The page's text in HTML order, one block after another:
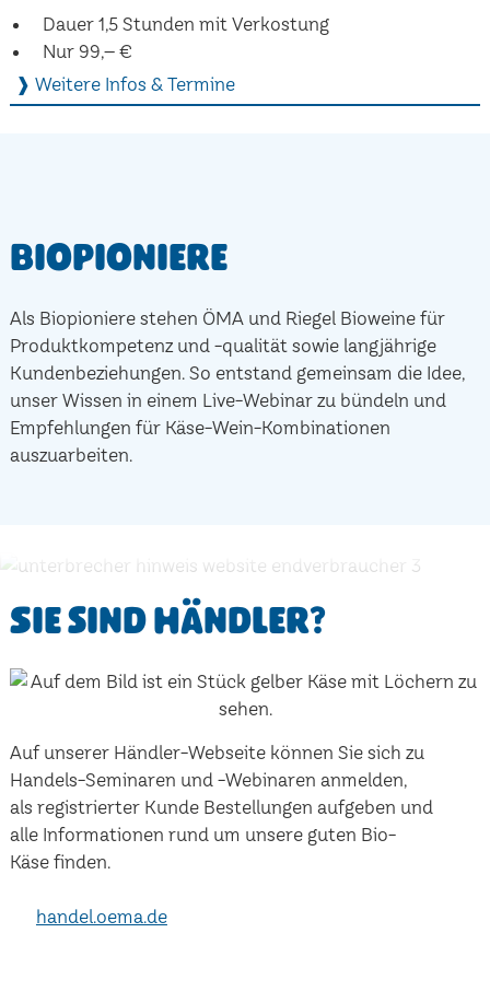
Dauer 1,5 Stunden mit Verkostung
Nur 99,– €
❱ Weitere Infos & Termine
Biopioniere
Als Biopioniere stehen ÖMA und Riegel Bioweine für
Produktkompetenz und -qualität sowie langjährige
Kundenbeziehungen. So entstand gemeinsam die Idee,
unser Wissen in einem Live-Webinar zu bündeln und
Empfehlungen für Käse-Wein-Kombinationen
auszuarbeiten.
Sie sind Händler?
Auf unserer Händler-Webseite können Sie sich zu
Handels-Seminaren und -Webinaren anmelden,
als registrierter Kunde Bestellungen aufgeben und
alle Informationen rund um unsere guten Bio-
Käse finden.
handel.oema.de